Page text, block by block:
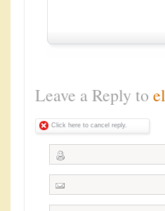
Leave a Reply to
Click here to cancel reply.